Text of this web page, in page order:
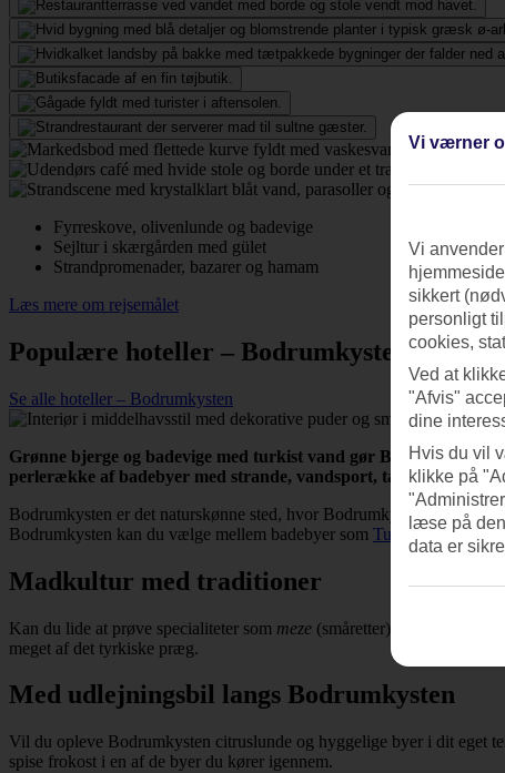
Fyrreskove, olivenlunde og badevige
Sejltur i skærgården med gület
Strandpromenader, bazarer og hamam
Læs mere om rejsemålet
Populære hoteller – Bodrumkysten
Se alle hoteller – Bodrumkysten
Grønne bjerge og badevige med turkist vand gør
perlerække af badebyer med strande, vandsport, taverner og
Bodrumkysten er det naturskønne sted, hvor Bodrumkysten skyder
Bodrumkysten kan du vælge mellem badebyer som Turgutreis.
Madkultur med traditioner
Kan du lide at prøve specialiteter som meze (småretter), pikante
meget af det tyrkiske præg.
Med udlejningsbil langs Bodrumkysten
Vil du opleve Bodrumkysten citruslunde og hyggelige byer i dit eget
spise frokost i en af de byer du kører igennem.
Vi værner
Vi
sikkert
personligt
cookies,
Ved at
"Afvis"
dine
Hvis du vil
klikke på
læse på
data er